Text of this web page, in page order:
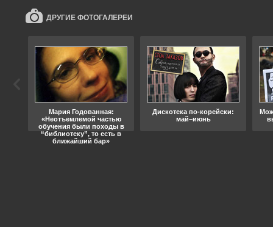
ДРУГИЕ ФОТОГАЛЕРЕИ
Мария Годованная:
«Неотъемлемой частью
обучения были походы в
“библиотеку”, то есть в
ближайший бар»
Дискотека по-корейски:
май–июнь